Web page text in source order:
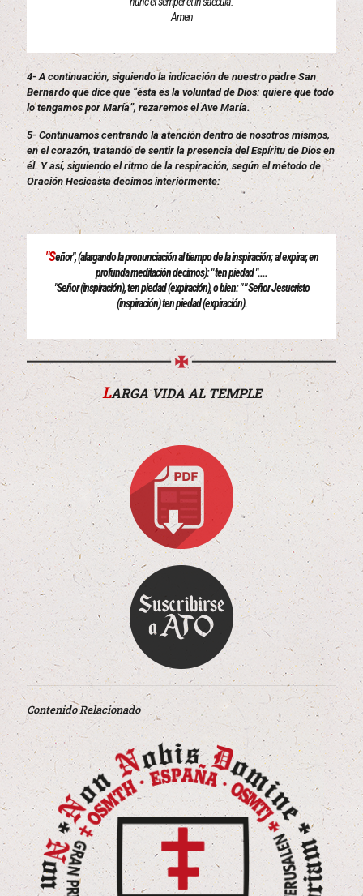
Amen
4- A continuación, siguiendo la indicación de nuestro padre San
Bernardo que dice que “ésta es la voluntad de Dios: quiere que todo
lo tengamos por María”, rezaremos el Ave María.
5- Continuamos centrando la atención dentro de nosotros mismos,
en el corazón, tratando de sentir la presencia del Espíritu de Dios en
él. Y así, siguiendo el ritmo de la respiración, según el método de
Oración Hesicasta decimos interiormente:
"Señor", (alargando la pronunciación al tiempo de la inspiración; al expirar, en
profunda meditación decimos): " ten piedad "....
"Señor (inspiración), ten piedad (expiración), o bien: " " Señor Jesucristo
(inspiración) ten piedad (expiración).
LARGA VIDA AL TEMPLE
Contenido Relacionado